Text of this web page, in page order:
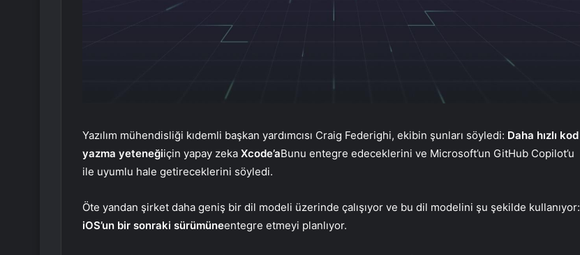
Yazılım mühendisliği kıdemli başkan yardımcısı Craig Federighi, ekibin şunları söyledi: Daha hızlı kod
yazma yeteneğiiçin yapay zeka Xcode’aBunu entegre edeceklerini ve Microsoft’un GitHub Copilot’u
ile uyumlu hale getireceklerini söyledi.
Öte yandan şirket daha geniş bir dil modeli üzerinde çalışıyor ve bu dil modelini şu şekilde kullanıyor:
iOS’un bir sonraki sürümüneentegre etmeyi planlıyor.